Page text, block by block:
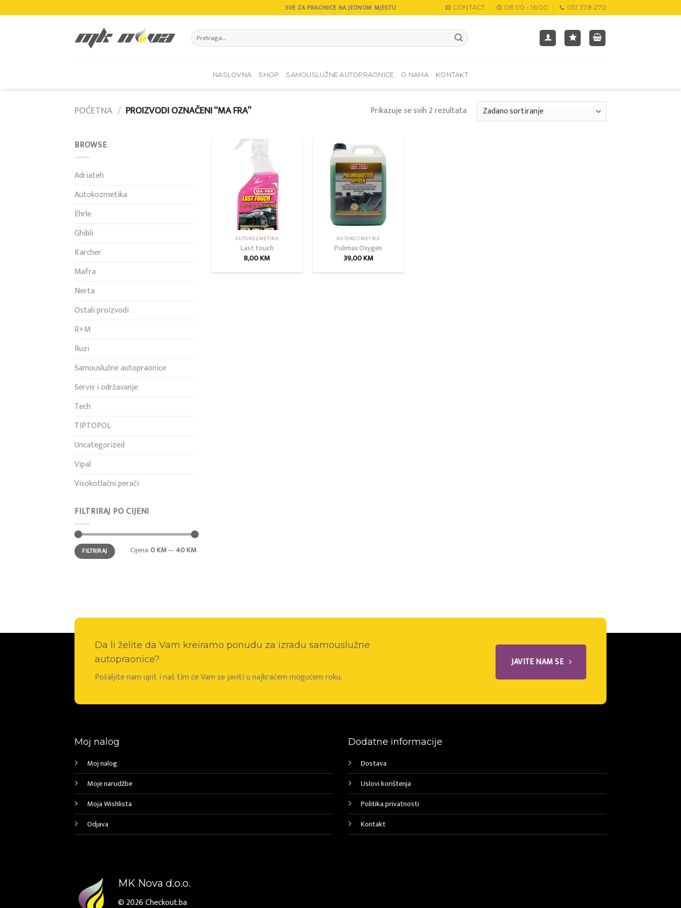
to
SVE ZA PRAONICE NA JEDNOM MJESTU CONTACT 08:00 - 16:00 051 378-270
Pretraži:
NASLOVNA SHOP SAMOUSLUŽNE AUTOPRAONICE O NAMA KONTAKT
POČETNA / PROIZVODI OZNAČENI “MA FRA” Prikazuje se svih 2 rezultata
BROWSE
Adriateh
Autokozmetika
Ehrle
Ghibli
Karcher
Mafra
Nerta
Ostali proizvodi
R+M
Ruzi
Samouslužne autopraonice
Servis i održavanje
Tech
TIPTOPOL
Uncategorized
Vipal
Visokotlačni perači
FILTRIRAJ PO CIJENI
Min
cijena
Maks
cijenaFILTRIRAJ Cijena:0 KM—40 KM
wishlist
AUTOKOZMETIKA
Last touch
8,00KM
Add to
wishlist
AUTOKOZMETIKA
Pulimax Oxygen
39,00KM
Da li želite da Vam kreiramo ponudu za izradu samouslužne
autopraonice?
Pošaljite nam upit i naš tim će Vam se javiti u najkraćem mogućem roku.
JAVITE NAM SE
Moj nalog
Moj nalog
Moje narudžbe
Moja Wishlista
Odjava
Dodatne informacije
Dostava
Uslovi korištenja
Politika privatnosti
Kontakt
MK Nova d.o.o.
© 2026Checkout.ba